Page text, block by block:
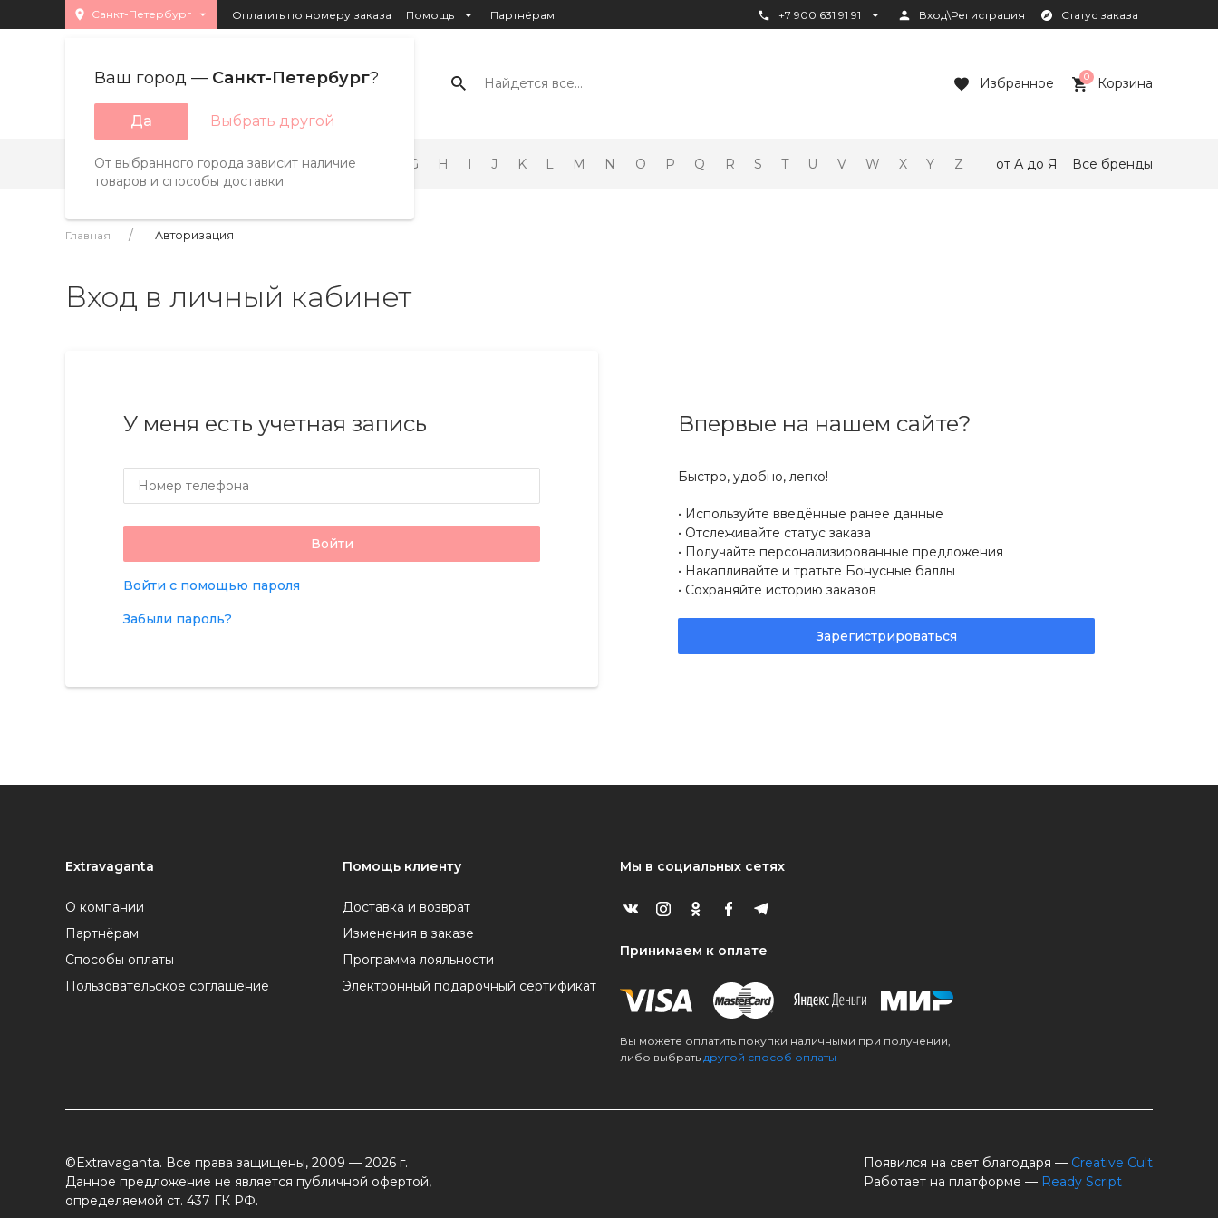
Санкт-Петербург
Ваш город — Санкт-Петербург?
Да Выбрать другой
От выбранного города зависит наличие
товаров и способы доставки
Оплатить по номеру заказа Помощь Партнёрам +7 900 631 91 91 Вход\Регистрация Статус заказа
Каталог товара Найдется все... Избранное 0 Корзина
Бренды Страны A B C D E G H I J K L M N O P Q R S T U V W X Y Z от А до Я Все бренды
Главная Авторизация
Вход в личный кабинет
У меня есть учетная запись
Номер телефона
Войти
Войти с помощью пароля
Забыли пароль?
Впервые на нашем сайте?
Быстро, удобно, легко!
Используйте введённые ранее данные
Отслеживайте статус заказа
Получайте персонализированные предложения
Накапливайте и тратьте Бонусные баллы
Сохраняйте историю заказов
Зарегистрироваться
Extravaganta
О компании
Партнёрам
Способы оплаты
Пользовательское соглашение
Помощь клиенту
Доставка и возврат
Изменения в заказе
Программа лояльности
Электронный подарочный сертификат
Мы в социальных сетях
Принимаем к оплате
Вы можете оплатить покупки наличными при получении,
либо выбрать другой способ оплаты
©Extravaganta. Все права защищены, 2009 — 2026 г.
Данное предложение не является публичной офертой,
определяемой ст. 437 ГК РФ.
Появился на свет благодаря — Creative Cult
Работает на платформе — Ready Script